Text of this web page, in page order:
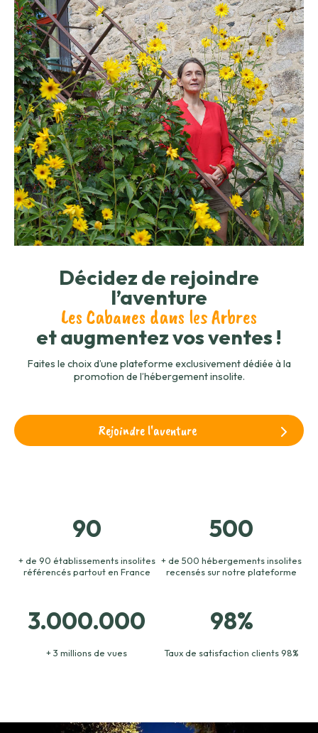
Décidez de rejoindre
l’aventure
Les Cabanes dans les Arbres
et augmentez vos ventes !
Faites le choix d’une plateforme exclusivement dédiée à la
promotion de l’hébergement insolite.
Rejoindre l'aventure
90
+ de 90 établissements insolites
référencés partout en France
500
+ de 500 hébergements insolites
recensés sur notre plateforme
3.000.000
+ 3 millions de vues
98%
Taux de satisfaction clients 98%